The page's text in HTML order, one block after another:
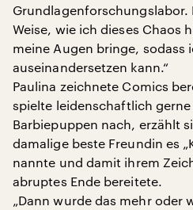
Grundlagenforschungslabor.
Weise, wie ich dieses Chaos
meine Augen bringe, sodass
auseinandersetzen kann.“
Paulina zeichnete Comics
spielte leidenschaftlich
Barbiepuppen nach, erzählt
damalige beste Freundin es
nannte und damit ihrem
abruptes Ende bereitete.
„Dann wurde das mehr oder